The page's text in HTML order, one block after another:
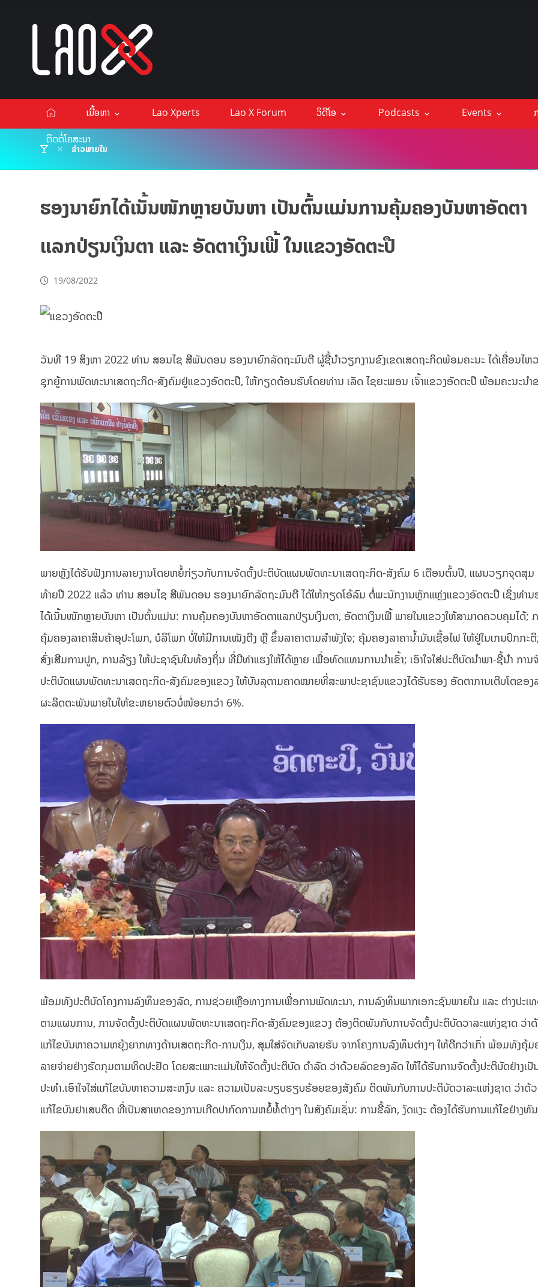
ເນື້ອຫາ Lao Xperts Lao X Forum ວິດີໂອ Podcasts Events
ຕິດຕໍ່ໂຄສະນາ
ຂ່າວພາຍໃນ
ຮອງນາຍົກໄດ້ເນັ້ນໜັກຫຼາຍບັນຫາ ເປັນຕົ້ນແມ່ນການຄຸ້ມຄອງບັນຫາອັດຕາ
ແລກປ່ຽນເງິນຕາ ແລະ ອັດຕາເງິນເຟີ້ ໃນແຂວງອັດຕະປື
19/08/2022
ວັນທີ 19 ສິງຫາ 2022 ທ່ານ ສອນໄຊ ສີພັນດອນ ຮອງນາຍົກລັດຖະມົນຕີ ຜູ້ຊີ້ນໍາວຽກງານຂົງເຂດເສດຖະກິດພ້ອມຄະນະ ໄດ້ເຄື່ອນໄຫ
ຊຸກຍູ້ການພັດທະນາເສດຖະກິດ-ສັງຄົມຢູ່ແຂວງອັດຕະປື, ໃຫ້ກຽດຕ້ອນຮັບໂດຍທ່ານ ເລັດ ໄຊຍະພອນ ເຈົ້າແຂວງອັດຕະປື ພ້ອມຄະນະນຳ
ພາຍຫຼັງໄດ້ຮັບຟັງການລາຍງານໂດຍຫຍໍ້ກ່ຽວກັບການຈັດຕັ້ງປະຕິບັດແຜນພັດທະນາເສດຖະກິດ-ສັງຄົມ 6 ເດືອນຕົ້ນປີ, ແຜນວຽກຈຸດສຸມ
ທ້າຍປີ 2022 ແລ້ວ ທ່ານ ສອນໄຊ ສີພັນດອນ ຮອງນາຍົກລັດຖະມົນຕີ ໄດ້ໃຫ້ກຽດໂອ້ລົມ ຕໍ່ພະນັກງານຫຼັກແຫຼ່ງແຂວງອັດຕະປື ເຊິ່ງທ່ານ
ໄດ້ເນັ້ນໜັກຫຼາຍບັນຫາ ເປັນຕົ້ນແມ່ນ: ການຄຸ້ມຄອງບັນຫາອັດຕາແລກປ່ຽນເງິນຕາ, ອັດຕາເງິນເຟີ້ ພາຍໃນແຂວງໃຫ້ສາມາດຄວບຄຸມໄດ້;
ຄຸ້ມຄອງລາຄາສິນຄ້າອຸປະໂພກ, ບໍລິໂພກ ບໍ່ໃຫ້ມີການເໜັງຕີງ ຫຼື ຂຶ້ນລາຄາຕາມລຳພັງໃຈ; ຄຸ້ມຄອງລາຄານໍ້າມັນເຊື້ອໄຟ ໃຫ້ຢູ່ໃນເກນປົກກະ
ສົ່ງເສີມການປູກ, ການລ້ຽງ ໃຫ້ປະຊາຊົນໃນທ້ອງຖິ່ນ ທີ່ມີທ່າແຮງໃຫ້ໄດ້ຫຼາຍ ເພື່ອທົດແທນການນຳເຂົ້າ; ເອົາໃຈໃສ່ປະຕິບັດນຳພາ-ຊີ້ນຳ ການ
ປະຕິບັດແຜນພັດທະນາເສດຖະກິດ-ສັງຄົມຂອງແຂວງ ໃຫ້ບັນລຸຕາມຄາດໝາຍທີ່ສະພາປະຊາຊົນແຂວງໄດ້ຮັບຮອງ ອັດຕາການເຕີບໂຕຂອ
ຜະລິດຕະພັນພາຍໃນໃຫ້ຂະຫຍາຍຕົວບໍ່ໜ້ອຍກວ່າ 6%.
ພ້ອມທັງປະຕິບັດໂຄງການລົງທຶນຂອງລັດ, ການຊ່ວຍເຫຼືອທາງການເພື່ອການພັດທະນາ, ການລົງທຶນພາກເອກະຊົນພາຍໃນ ແລະ ຕ່າງປະເ
ຕາມແຜນການ, ການຈັດຕັ້ງປະຕິບັດແຜນພັດທະນາເສດຖະກິດ-ສັງຄົມຂອງແຂວງ ຕ້ອງຕິດພັນກັບການຈັດຕັ້ງປະຕິບັດວາລະແຫ່ງຊາດ ວ່າ
ແກ້ໄຂບັນຫາຄວາມຫຍຸ້ງຍາກທາງດ້ານເສດຖະກິດ-ການເງິນ, ສຸມໃສ່ຈັດເກັບລາຍຮັບ ຈາກໂຄງການລົງທຶນຕ່າງໆ ໃຫ້ດີກວ່າເກົ່າ ພ້ອມທັງຄຸ້ມ
ລາຍຈ່າຍຢ່າງຮັດກຸມຕາມທິດປະຢັດ ໂດຍສະເພາະແມ່ນໃຫ້ຈັດຕັ້ງປະຕິບັດ ດຳລັດ ວ່າດ້ວຍລົດຂອງລັດ ໃຫ້ໄດ້ຮັບການຈັດຕັ້ງປະຕິບັດຢ່າງເປັ
ປະທຳ.ເອົາໃຈໃສ່ແກ້ໄຂບັນຫາຄວາມສະຫງົບ ແລະ ຄວາມເປັນລະບຽບຮຽບຮ້ອຍຂອງສັງຄົມ ຕິດພັນກັບການປະຕິບັດວາລະແຫ່ງຊາດ ວ່າດ້
ແກ້ໄຂບັນຢາເສບຕິດ ທີ່ເປັນສາເຫດຂອງການເກີດປາກົດການຫຍໍ້ທໍ້ຕ່າງໆ ໃນສັງຄົມເຊັ່ນ: ການຂີ້ລັກ, ງັດແງະ ຕ້ອງໄດ້ຮັບການແກ້ໄຂຢ່າງທັ